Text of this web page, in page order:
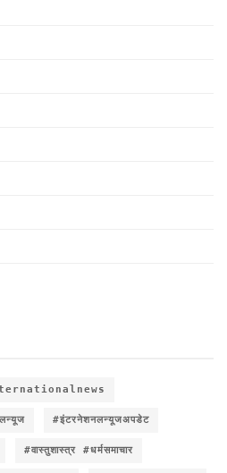
#इंटरनेशनलन्यूजअपडेट
#वास्तुशास्त्र #धर्मसमाचार